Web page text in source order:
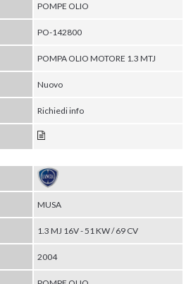
POMPE OLIO
PO-142800
POMPA OLIO MOTORE 1.3 MTJ
Nuovo
Richiedi info
MUSA
1.3 MJ 16V - 51 KW / 69 CV
2004